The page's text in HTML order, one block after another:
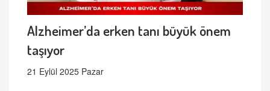
Alzheimer’da erken tanı büyük önem
taşıyor
21 Eylül 2025 Pazar